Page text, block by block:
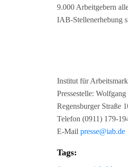
9.000 Arbeitgebern
IAB-Stellenerhebung
Institut für
Pressestelle:
Regensburger Straße
Telefon (0911) 179-
E-Mail presse@iab.de
Tags: